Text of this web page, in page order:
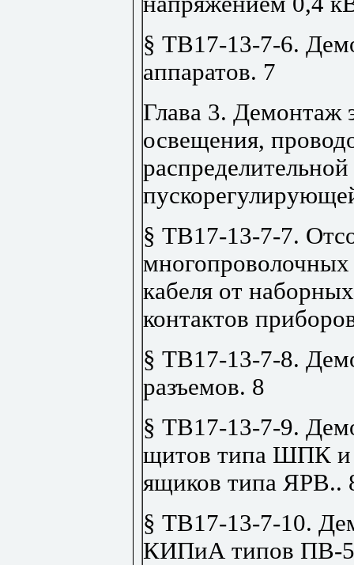
§ ТВ17-13-7-6.
аппаратов. 7
Глава 3. Демонтаж
освещения,
§ ТВ17-13-7-7.
кабеля от
контактов
§ ТВ17-13-7-8.
разъемов. 8
§ ТВ17-13-7-9.
щитов типа ШПК и
ящиков типа ЯРВ..
§ ТВ17-13-7-10.
КИПиА типов